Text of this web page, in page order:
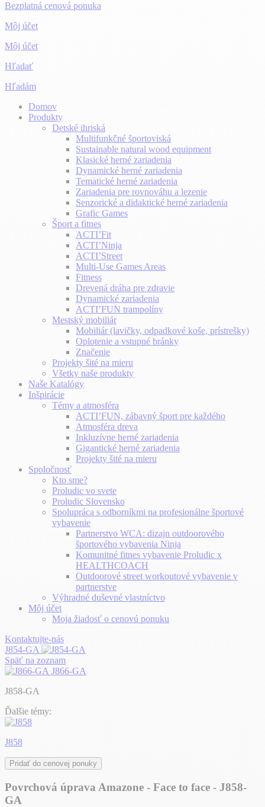
Bezplatná cenová ponuka
Môj účet
Môj účet
Hľadať
Hľadám
Domov
Produkty
Detské ihriská
Multifunkčné športoviská
Sustainable natural wood equipment
Klasické herné zariadenia
Dynamické herné zariadenia
Tematické herné zariadenia
Zariadenia pre rovnováhu a lezenie
Senzorické a didaktické herné zariadenia
Grafic Games
Šport a fitnes
ACTI’Fit
ACTI’Ninja
ACTI’Street
Multi-Use Games Areas
Fitness
Drevená dráha pre zdravie
Dynamické zariadenia
ACTI’FUN trampolíny
Mestský mobiliár
Mobiliár (lavičky, odpadkové koše, prístrešky)
Oplotenie a vstupné bránky
Značenie
Projekty šité na mieru
Všetky naše produkty
Naše Katalógy
Inšpirácie
Témy a atmosféra
ACTI’FUN, zábavný šport pre každého
Atmosféra dreva
Inkluzívne herné zariadenia
Gigantické herné zariadenia
Projekty šité na mieru
Spoločnosť
Kto sme?
Proludic vo svete
Proludic Slovensko
Spolupráca s odborníkmi na profesionálne športové
vybavenie
Partnerstvo WCA: dizajn outdoorového
športového vybavenia Ninja
Komunitné fitnes vybavenie Proludic x
HEALTHCOACH
Outdoorové street workoutové vybavenie v
partnerstve
Výhradné duševné vlastníctvo
Môj účet
Moja žiadosť o cenovú ponuku
Kontaktujte-nás
J854-GA
Späť na zoznam
J866-GA
J858-GA
Ďalšie témy:
J858
Pridať do cenovej ponuky
Povrchová úprava Amazone - Face to face - J858-
GA